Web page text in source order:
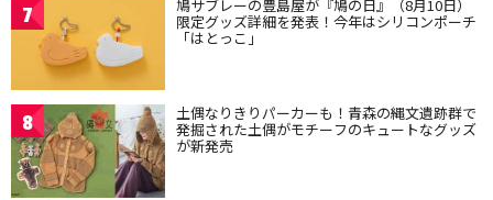
7 鳩サブレーの豊島屋が『鳩の日』（8月10日）
限定グッズ詳細を発表！今年はシリコンポーチ
「はとっこ」
8 土偶なりきりパーカーも！青森の縄文遺跡群で
発掘された土偶がモチーフのキュートなグッズ
が新発売